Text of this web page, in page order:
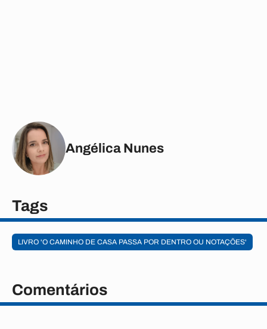
Angélica Nunes
Tags
LIVRO 'O CAMINHO DE CASA PASSA POR DENTRO OU NOTAÇÕES'
Comentários